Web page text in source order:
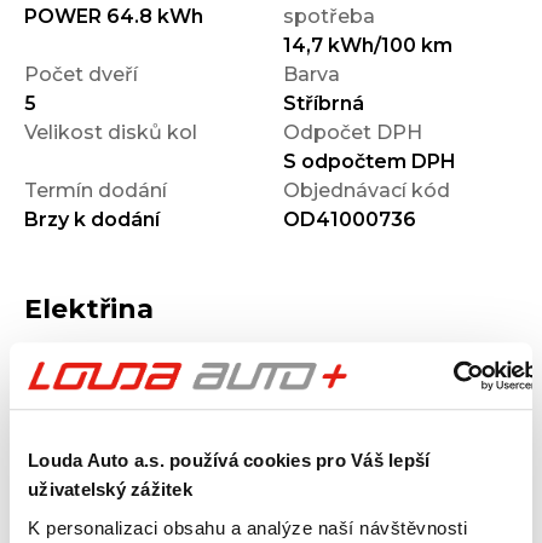
Louda Auto a.s. používá cookies pro Váš lepší
uživatelský zážitek
K personalizaci obsahu a analýze naší návštěvnosti
POWER 64.8 kWh
spotřeba
14,7 kWh/100 km
Počet dveří
5
Barva
Stříbrná
Velikost disků kol
Odpočet DPH
S odpočtem DPH
Termín dodání
Brzy k dodání
Objednávací kód
OD41000736
Elektřina
Maximální dojezd na
510
Rychlost nabíjení
Kapacita baterie
kWh
Ne